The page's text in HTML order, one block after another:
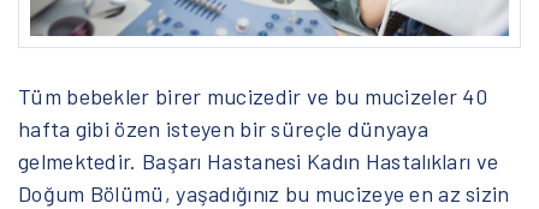
Tüm bebekler birer mucizedir ve bu mucizeler 40
hafta gibi özen isteyen bir süreçle dünyaya
gelmektedir. Başarı Hastanesi Kadın Hastalıkları ve
Doğum Bölümü, yaşadığınız bu mucizeye en az sizin